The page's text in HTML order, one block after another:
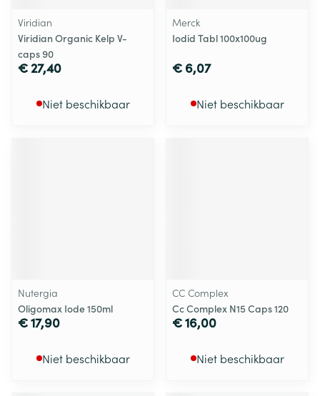
Viridian
Viridian Organic Kelp V-
caps 90
€ 27,40
Niet beschikbaar
Merck
Iodid Tabl 100x100ug
€ 6,07
Niet beschikbaar
Nutergia
Oligomax Iode 150ml
€ 17,90
Niet beschikbaar
CC Complex
Cc Complex N15 Caps 120
€ 16,00
Niet beschikbaar